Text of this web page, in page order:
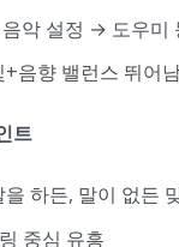
악 설정 → 도우미
+음향 밸런스 뛰어
트
을 하든, 말이 없든
중심 유흥